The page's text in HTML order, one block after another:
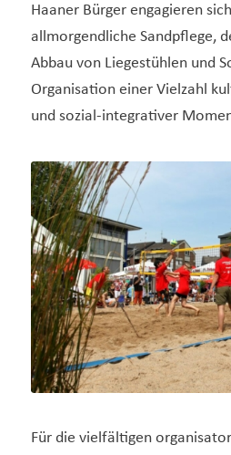
Haaner Bürger engagieren
allmorgendliche Sandpflege,
Abbau von Liegestühlen und
Organisation einer Vielzahl
und sozial-integrativer
Für die vielfältigen